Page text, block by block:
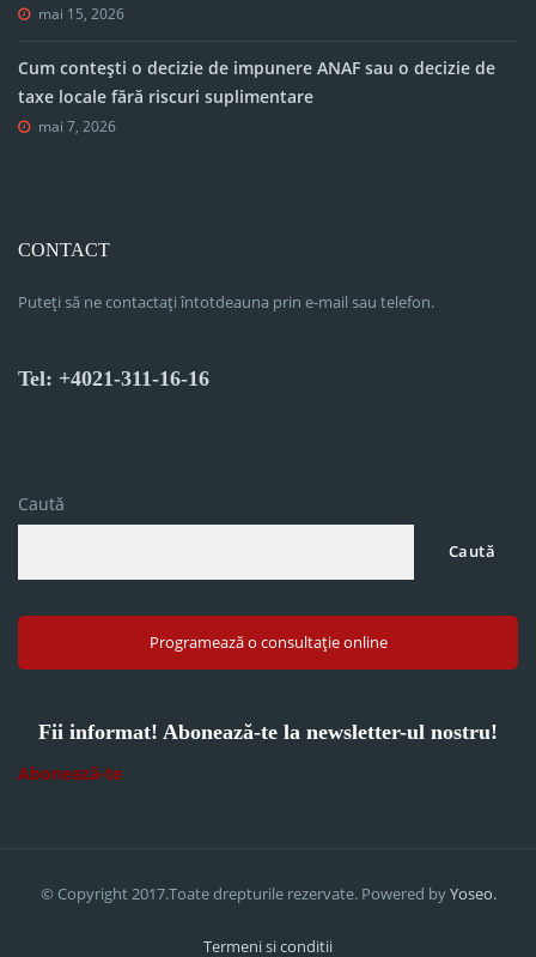
mai 15, 2026
Cum contești o decizie de impunere ANAF sau o decizie de
taxe locale fără riscuri suplimentare
mai 7, 2026
CONTACT
Puteți să ne contactați întotdeauna prin e-mail sau telefon.
Tel: +4021-311-16-16
Caută
Caută
Programează o consultație online
Fii informat! Abonează-te la newsletter-ul nostru!
Abonează-te
© Copyright 2017.Toate drepturile rezervate. Powered byYoseo.
Termeni si conditii